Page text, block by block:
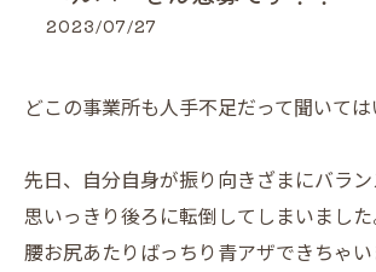
2023/07/27
どこの事業所も人手不足だって聞いては
先日、自分自身が振り向きざまにバラン
思いっきり後ろに転倒してしまいました
腰お尻あたりばっちり青アザできちゃ